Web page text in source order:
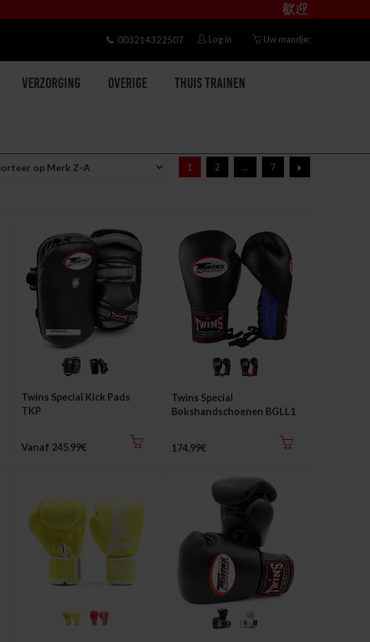
Uw mandje:
Log in
003214322507
Verzorging Overige Thuis trainen
1 2 ... 7
Twins Special Kick Pads
TKP
Vanaf 245.99€
Twins Special
Bokshandschoenen BGLL1
174.99€